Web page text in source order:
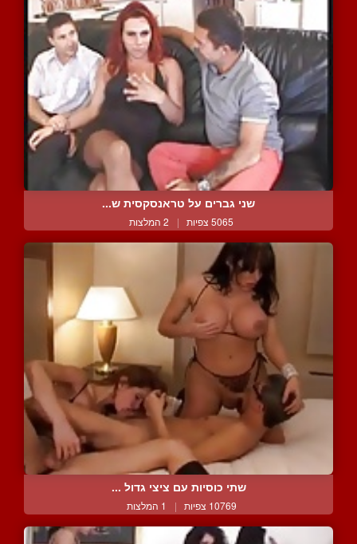
שני גברים על טראנסקסית ש...
5065 צפיות | 2 המלצות
שתי כוסיות עם ציצי גדול ...
10769 צפיות | 1 המלצות